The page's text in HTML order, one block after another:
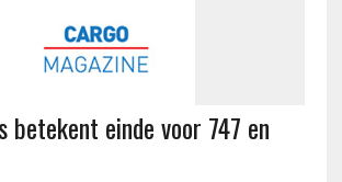
betekent einde voor 747 en